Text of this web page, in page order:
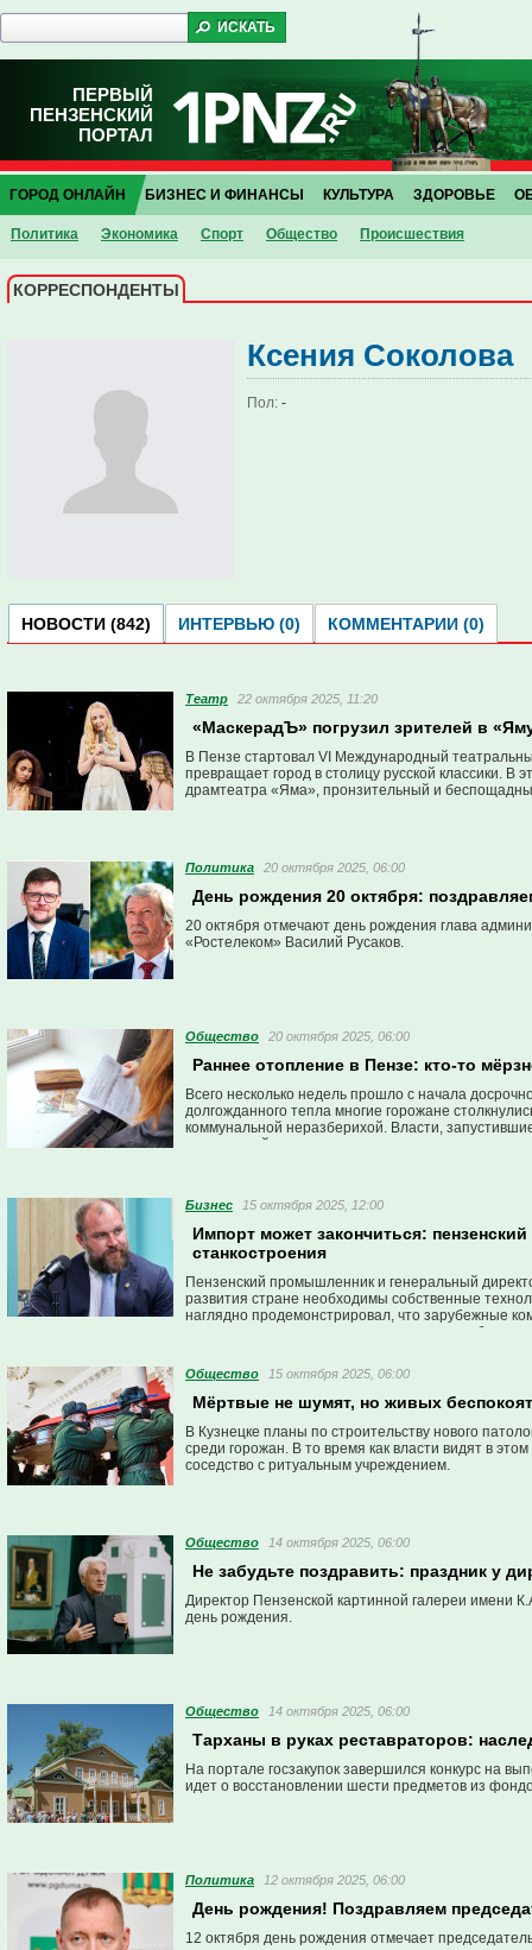
ПЕРВЫЙ
ПЕНЗЕНСКИЙ
ПОРТАЛ
ГОРОД ОНЛАЙН
Политика Экономика Спорт Общество Проиcшествия
БИЗНЕС И ФИНАНСЫ КУЛЬТУРА ЗДОРОВЬЕ
КОРРЕСПОНДЕНТЫ
Ксения Соколова
Пол: -
НОВОСТИ (842) ИНТЕРВЬЮ (0) КОММЕНТАРИИ (0)
Театр 22 октября 2025, 11:20
«МаскерадЪ» погрузил зрителей в
В Пензе стартовал VI Международный
превращает город в столицу русской классики. В
драмтеатра «Яма», пронзительный и
Политика 20 октября 2025, 06:00
День рождения 20 октября:
20 октября отмечают день рождения глава
«Ростелеком» Василий Русаков.
Общество 20 октября 2025, 06:00
Раннее отопление в Пензе: кто-то
Всего несколько недель прошло с начала
долгожданного тепла многие горожане
коммунальной неразберихой. Власти,
десяти дней, но на практике этот процесс
Бизнес 15 октября 2025, 12:00
Импорт может закончиться:
станкостроения
Пензенский промышленник и генеральный
развития стране необходимы собственные
наглядно продемонстрировал, что зарубежные
потому зависимость от импорта несет в себе
Общество 15 октября 2025, 06:00
Мёртвые не шумят, но живых
В Кузнецке планы по строительству нового
среди горожан. В то время как власти видят в
соседство с ритуальным учреждением.
Общество 14 октября 2025, 06:00
Не забудьте поздравить: праздник у
Директор Пензенской картинной галереи имени
день рождения.
Общество 14 октября 2025, 06:00
Тарханы в руках реставраторов:
На портале госзакупок завершился конкурс на
идет о восстановлении шести предметов из
Политика 12 октября 2025, 06:00
День рождения! Поздравляем
12 октября день рождения отмечает